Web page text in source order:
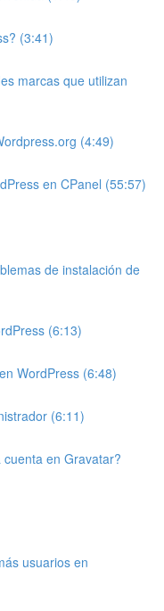
(3:41)
marcas que utilizan
(4:49)
en CPanel (55:57)
de instalación de
(6:13)
WordPress (6:48)
(6:11)
en Gravatar?
usuarios en